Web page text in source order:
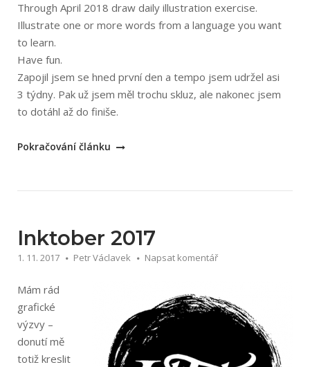
Through April 2018 draw daily illustration exercise.
Illustrate one or more words from a language you want
to learn.
Have fun.
Zapojil jsem se hned první den a tempo jsem udržel asi
3 týdny. Pak už jsem měl trochu skluz, ale nakonec jsem
to dotáhl až do finiše.
„Měsíční
Pokračování článku
Inktober 2017
1. 11. 2017 Petr Václavek Napsat komentář
Mám rád
grafické
výzvy –
donutí mě
totiž kreslit